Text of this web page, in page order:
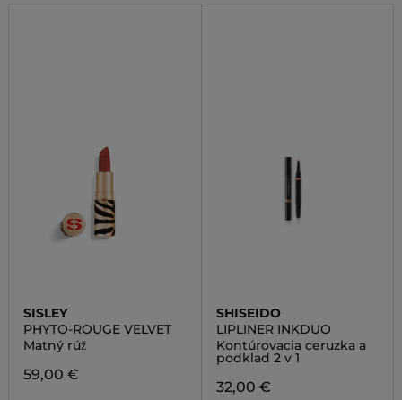
SISLEY
PHYTO-ROUGE VELVET
Matný rúž
59,00 €
SHISEIDO
LIPLINER INKDUO
Kontúrovacia ceruzka a
podklad 2 v 1
32,00 €